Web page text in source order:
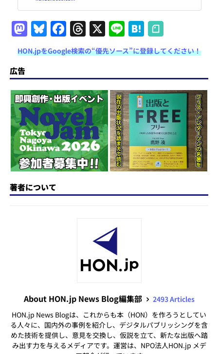
M
a
st
o
d
o
n
Bl
u
e
s
k
y
F
a
c
e
b
o
o
k
T
h
re
a
d
s
X Li
n
e
H
at
e
n
a
HON.jpをGoogle検索の“優先ソース”に登録してください！
広告
著者について
About HON.jp News Blog編集部
2493 Articles
HON.jp News Blogは、これからも本（HON）を作ろうとしてい
る人々に、国内外の事例を紹介し、デジタルパブリッシングを含
めた技術を提供し、意見を交換し、仮説を立て、新たな出版へ踏
み出す力を与えるメディアです。運営は、NPO法人HON.jp メデ